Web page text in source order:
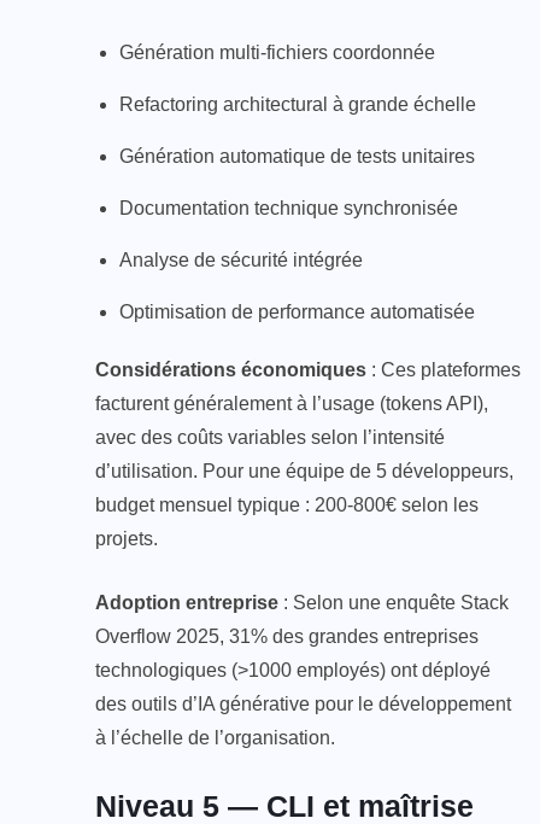
Génération multi-fichiers coordonnée
Refactoring architectural à grande échelle
Génération automatique de tests unitaires
Documentation technique synchronisée
Analyse de sécurité intégrée
Optimisation de performance automatisée
Considérations économiques : Ces plateformes
facturent généralement à l’usage (tokens API),
avec des coûts variables selon l’intensité
d’utilisation. Pour une équipe de 5 développeurs,
budget mensuel typique : 200-800€ selon les
projets.
Adoption entreprise : Selon une enquête Stack
Overflow 2025, 31% des grandes entreprises
technologiques (>1000 employés) ont déployé
des outils d’IA générative pour le développement
à l’échelle de l’organisation.
Niveau 5 — CLI et maîtrise